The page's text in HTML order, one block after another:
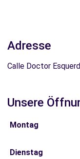
Adresse
Calle Doctor
Unsere
Montag
Dienstag